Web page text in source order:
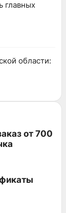
главных
области:
от 700